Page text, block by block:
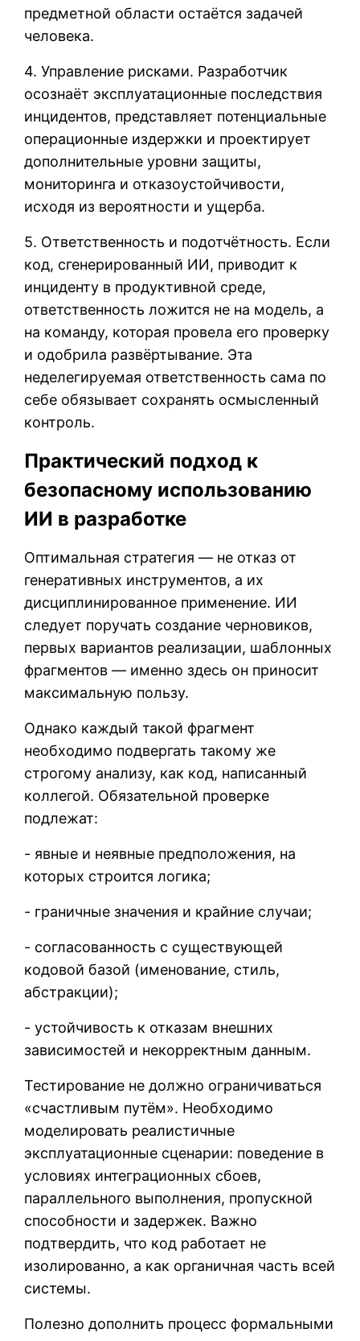
предметной области остаётся задачей
человека.
4. Управление рисками. Разработчик
осознаёт эксплуатационные последствия
инцидентов, представляет потенциальные
операционные издержки и проектирует
дополнительные уровни защиты,
мониторинга и отказоустойчивости,
исходя из вероятности и ущерба.
5. Ответственность и подотчётность. Если
код, сгенерированный ИИ, приводит к
инциденту в продуктивной среде,
ответственность ложится не на модель, а
на команду, которая провела его проверку
и одобрила развёртывание. Эта
неделегируемая ответственность сама по
себе обязывает сохранять осмысленный
контроль.
Практический подход к
безопасному использованию
ИИ в разработке
Оптимальная стратегия — не отказ от
генеративных инструментов, а их
дисциплинированное применение. ИИ
следует поручать создание черновиков,
первых вариантов реализации, шаблонных
фрагментов — именно здесь он приносит
максимальную пользу.
Однако каждый такой фрагмент
необходимо подвергать такому же
строгому анализу, как код, написанный
коллегой. Обязательной проверке
подлежат:
- явные и неявные предположения, на
которых строится логика;
- граничные значения и крайние случаи;
- согласованность с существующей
кодовой базой (именование, стиль,
абстракции);
- устойчивость к отказам внешних
зависимостей и некорректным данным.
Тестирование не должно ограничиваться
«счастливым путём». Необходимо
моделировать реалистичные
эксплуатационные сценарии: поведение в
условиях интеграционных сбоев,
параллельного выполнения, пропускной
способности и задержек. Важно
подтвердить, что код работает не
изолированно, а как органичная часть всей
системы.
Полезно дополнить процесс формальными